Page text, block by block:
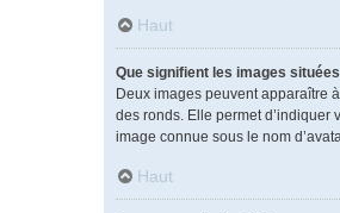
Haut
Que signifient les images
Deux images peuvent apparaître
des ronds. Elle permet d’indiquer
image connue sous le nom
Haut